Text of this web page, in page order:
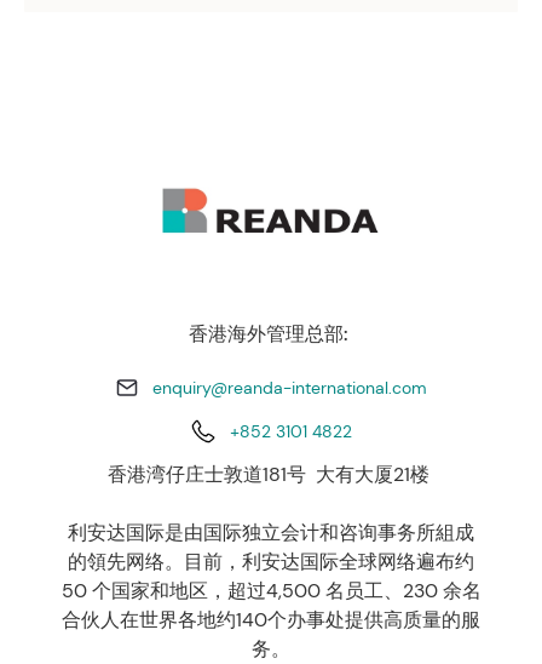
香港海外管理总部:
enquiry@reanda-international.com
+852 3101 4822
香港湾仔庄士敦道181号 大有大厦21楼
利安达国际是由国际独立会计和咨询事务所組成
的領先网络。目前，利安达国际全球网络遍布约
50 个国家和地区，超过4,500 名员工、230 余名
合伙人在世界各地约140个办事处提供高质量的服
务。